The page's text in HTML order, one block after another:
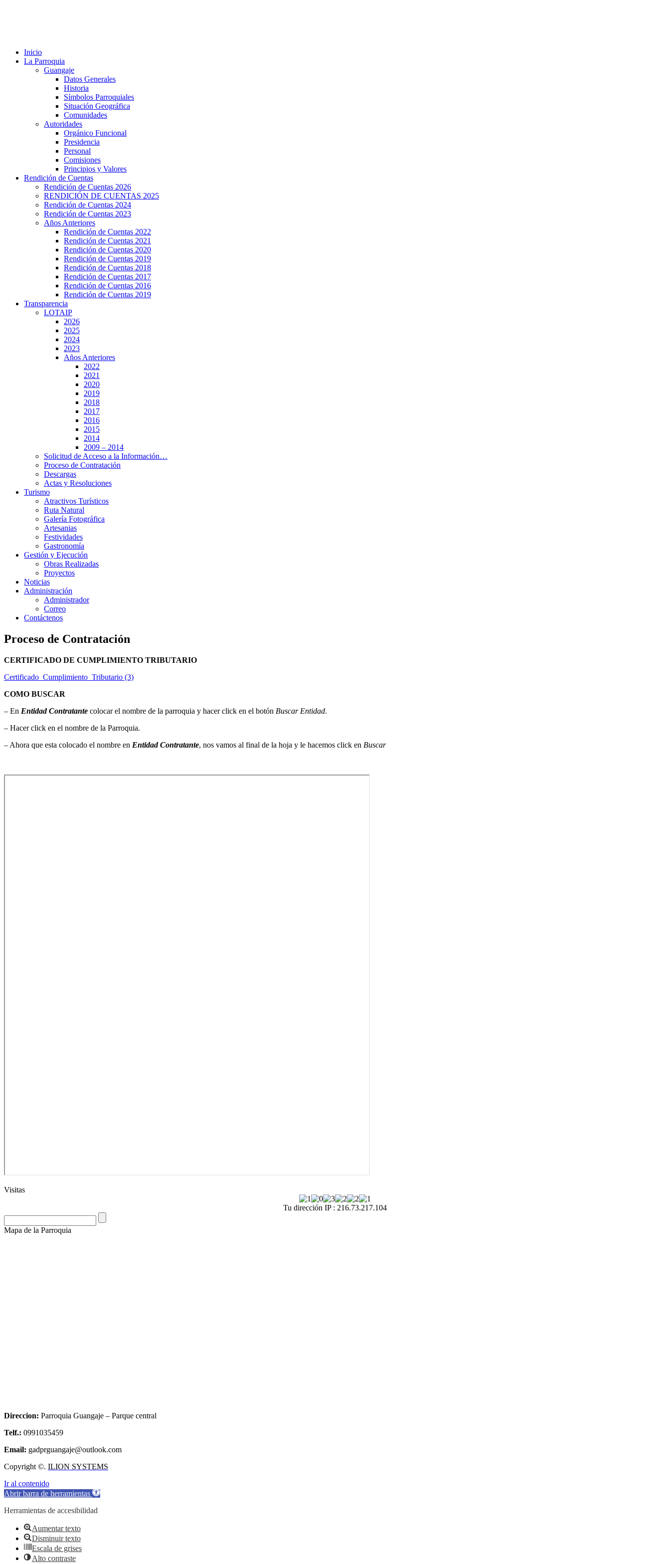
Inicio
La Parroquia
Guangaje
Datos Generales
Historia
Símbolos Parroquiales
Situación Geográfica
Comunidades
Autoridades
Orgánico Funcional
Presidencia
Personal
Comisiones
Principios y Valores
Rendición de Cuentas
Rendición de Cuentas 2026
RENDICIÓN DE CUENTAS 2025
Rendición de Cuentas 2024
Rendición de Cuentas 2023
Años Anteriores
Rendición de Cuentas 2022
Rendición de Cuentas 2021
Rendición de Cuentas 2020
Rendición de Cuentas 2019
Rendición de Cuentas 2018
Rendición de Cuentas 2017
Rendición de Cuentas 2016
Rendición de Cuentas 2019
Transparencia
LOTAIP
2026
2025
2024
2023
Años Anteriores
2022
2021
2020
2019
2018
2017
2016
2015
2014
2009 – 2014
Solicitud de Acceso a la Información…
Proceso de Contratación
Descargas
Actas y Resoluciones
Turismo
Atractivos Turísticos
Ruta Natural
Galería Fotográfica
Artesanias
Festividades
Gastronomía
Gestión y Ejecución
Obras Realizadas
Proyectos
Noticias
Administración
Administrador
Correo
Contáctenos
Proceso de Contratación
CERTIFICADO DE CUMPLIMIENTO TRIBUTARIO
Certificado_Cumplimiento_Tributario (3)
COMO BUSCAR
– En Entidad Contratante colocar el nombre de la parroquia y hacer click en el botón Buscar Entidad.
– Hacer click en el nombre de la Parroquia.
– Ahora que esta colocado el nombre en Entidad Contratante, nos vamos al final de la hoja y le hacemos click en Buscar
Visitas
Tu dirección IP : 216.73.217.104
Mapa de la Parroquia
Direccion: Parroquia Guangaje – Parque central
Telf.: 0991035459
Email: gadprguangaje@outlook.com
Copyright ©. ILION SYSTEMS
Ir al contenido
Abrir barra de herramientas
Herramientas de accesibilidad
Aumentar texto
Disminuir texto
Escala de grises
Alto contraste